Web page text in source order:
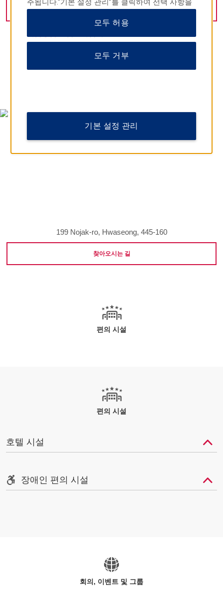
사진18장 보기
199 Nojak-ro, Hwaseong, 445-160
찾아오시는 길
편의 시설
편의 시설
호텔 시설
장애인 편의 시설
회의, 이벤트 및 그룹
주됩니다.“기본 설정 관리”를 클릭하여 선택 사항을
사용자 정의하거나 “모두 거부”를 클릭하여 필수 쿠
키만 허용할 수도 있습니다.자세한 내용은
모두 허용
모두 거부
기본 설정 관리